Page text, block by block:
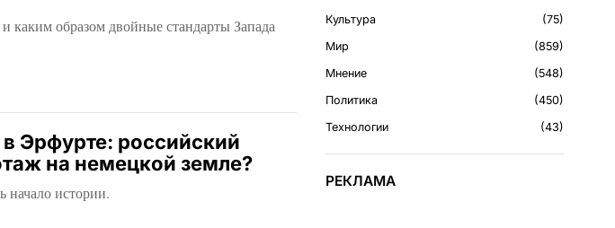
каким образом двойные стандарты Запада
Эрфурте: российский
на немецкой земле?
истории.
Культура
75
Мир
859
Мнение
548
Политика
450
Технологии
43
РЕКЛАМА